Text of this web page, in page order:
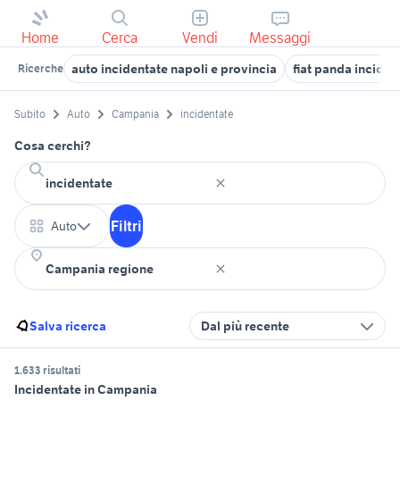
Home Cerca Vendi Messaggi
Ricerche auto incidentate napoli e provincia fiat panda
Subito Auto Campania incidentate
Cosa cerchi?
Auto Filtri
Salva ricerca Dal più recente
1.633 risultati
Incidentate in Campania